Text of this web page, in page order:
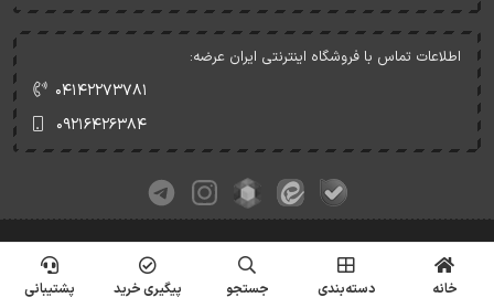
اطلاعات تماس با فروشگاه اینترنتی ایران عرضه:
۰۴۱۴۲۲۷۳۷۸۱
۰۹۲۱۶۴۲۶۳۸۴
کلیه حقوق این وبسایت متعلق به ایران عرضه می‌باشد.
© Copyrights - IranArze.ir - 1405
خانه دسته‌بندی جستجو پیگیری خرید پشتیبانی